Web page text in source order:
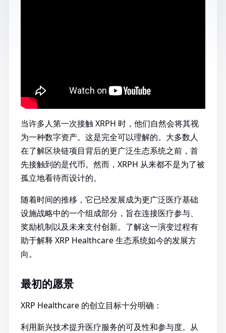
当许多人第一次接触 XRPH 时，他们自然会将其视
为一种数字资产。这是完全可以理解的。大多数人
在了解区块链项目背后的更广泛生态系统之前，首
先接触到的是代币。然而，XRPH 从来都不是为了被
孤立地看待而设计的。
随着时间的推移，它已经发展成为更广泛医疗基础
设施战略中的一个组成部分，旨在连接医疗参与、
奖励机制以及未来支付创新。了解这一演变过程有
助于解释 XRP Healthcare 生态系统如今的发展方
向。
最初的愿景
XRP Healthcare 的创立目标十分明确：
利用新兴技术提升医疗服务的可及性和参与度。从